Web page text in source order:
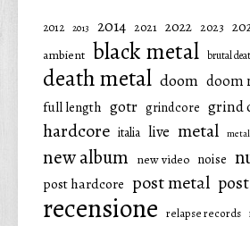
2012 2013 2014 2021 2022 2023
ambient black metal brutal
death metal doom doom
full length gotr grindcore grind
hardcore italia live metal
new album new video noise
post hardcore post metal
recensione relapse records